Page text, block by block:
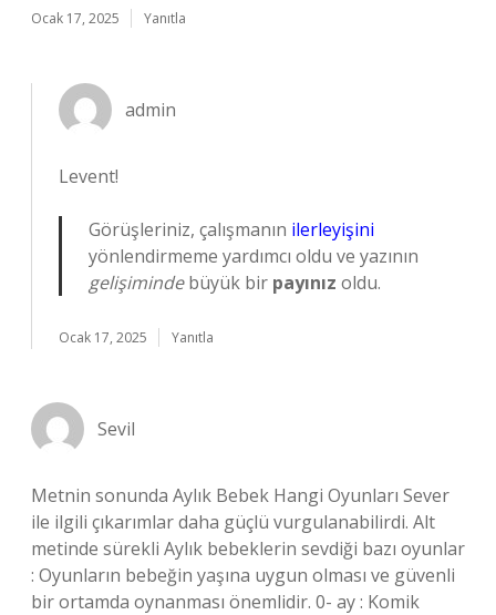
Ocak 17, 2025 Yanıtla
admin
Levent!
Görüşleriniz, çalışmanın ilerleyişini
yönlendirmeme yardımcı oldu ve yazının
gelişimindebüyük bir payınız oldu.
Ocak 17, 2025 Yanıtla
Sevil
Metnin sonunda Aylık Bebek Hangi Oyunları Sever
ile ilgili çıkarımlar daha güçlü vurgulanabilirdi. Alt
metinde sürekli Aylık bebeklerin sevdiği bazı oyunlar
: Oyunların bebeğin yaşına uygun olması ve güvenli
bir ortamda oynanması önemlidir. 0- ay : Komik